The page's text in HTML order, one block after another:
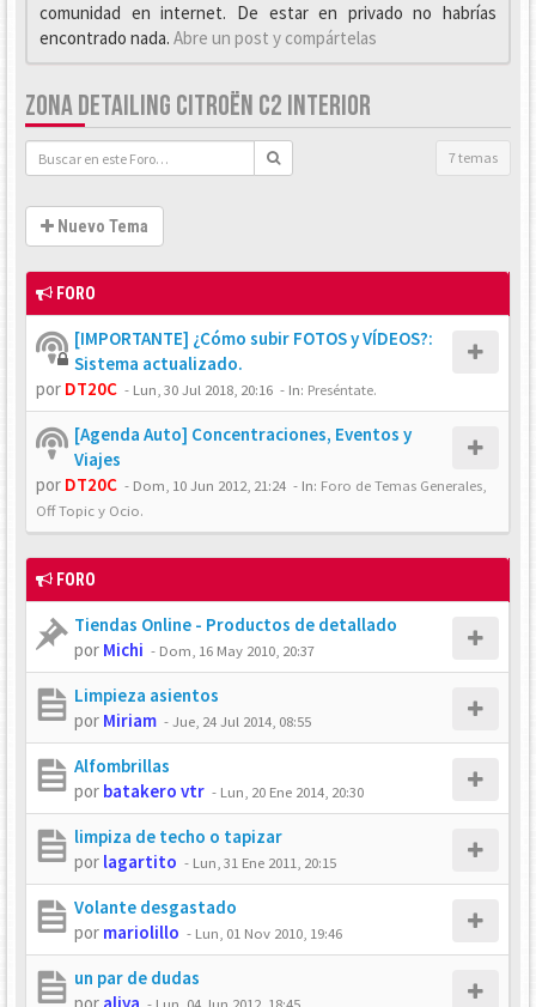
comunidad en internet. De estar en privado no habrías
encontrado nada. Abre un post y compártelas
ZONA DETAILING CITROËN C2 INTERIOR
7 temas
Nuevo Tema
FORO
[IMPORTANTE] ¿Cómo subir FOTOS y VÍDEOS?:
Sistema actualizado.
por DT20C - Lun, 30 Jul 2018, 20:16 - In: Preséntate.
[Agenda Auto] Concentraciones, Eventos y
Viajes
por DT20C - Dom, 10 Jun 2012, 21:24 - In: Foro de Temas Generales,
Off Topic y Ocio.
FORO
Tiendas Online - Productos de detallado
por Michi - Dom, 16 May 2010, 20:37
Limpieza asientos
por Miriam -Jue, 24 Jul 2014, 08:55
Alfombrillas
por batakero vtr - Lun, 20 Ene 2014, 20:30
limpiza de techo o tapizar
por lagartito - Lun, 31 Ene 2011, 20:15
Volante desgastado
por mariolillo - Lun, 01 Nov 2010, 19:46
un par de dudas